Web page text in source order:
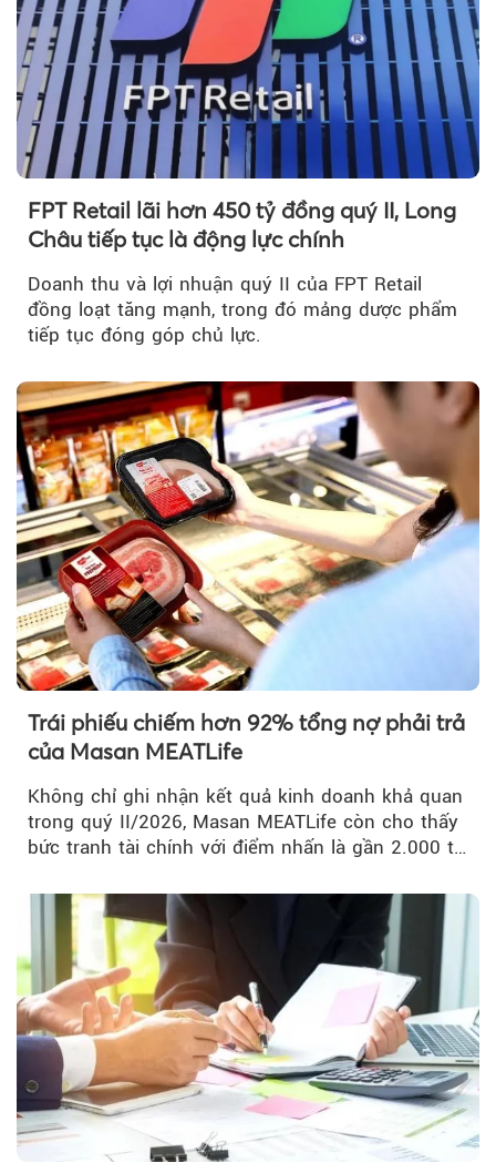
FPT Retail lãi hơn 450 tỷ đồng quý II, Long
Châu tiếp tục là động lực chính
Doanh thu và lợi nhuận quý II của FPT Retail
đồng loạt tăng mạnh, trong đó mảng dược phẩm
tiếp tục đóng góp chủ lực.
Trái phiếu chiếm hơn 92% tổng nợ phải trả
của Masan MEATLife
Không chỉ ghi nhận kết quả kinh doanh khả quan
trong quý II/2026, Masan MEATLife còn cho thấy
bức tranh tài chính với điểm nhấn là gần 2.000 tỷ